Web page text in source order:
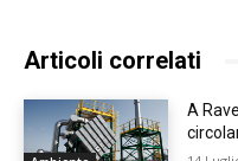
Articoli correlati
A